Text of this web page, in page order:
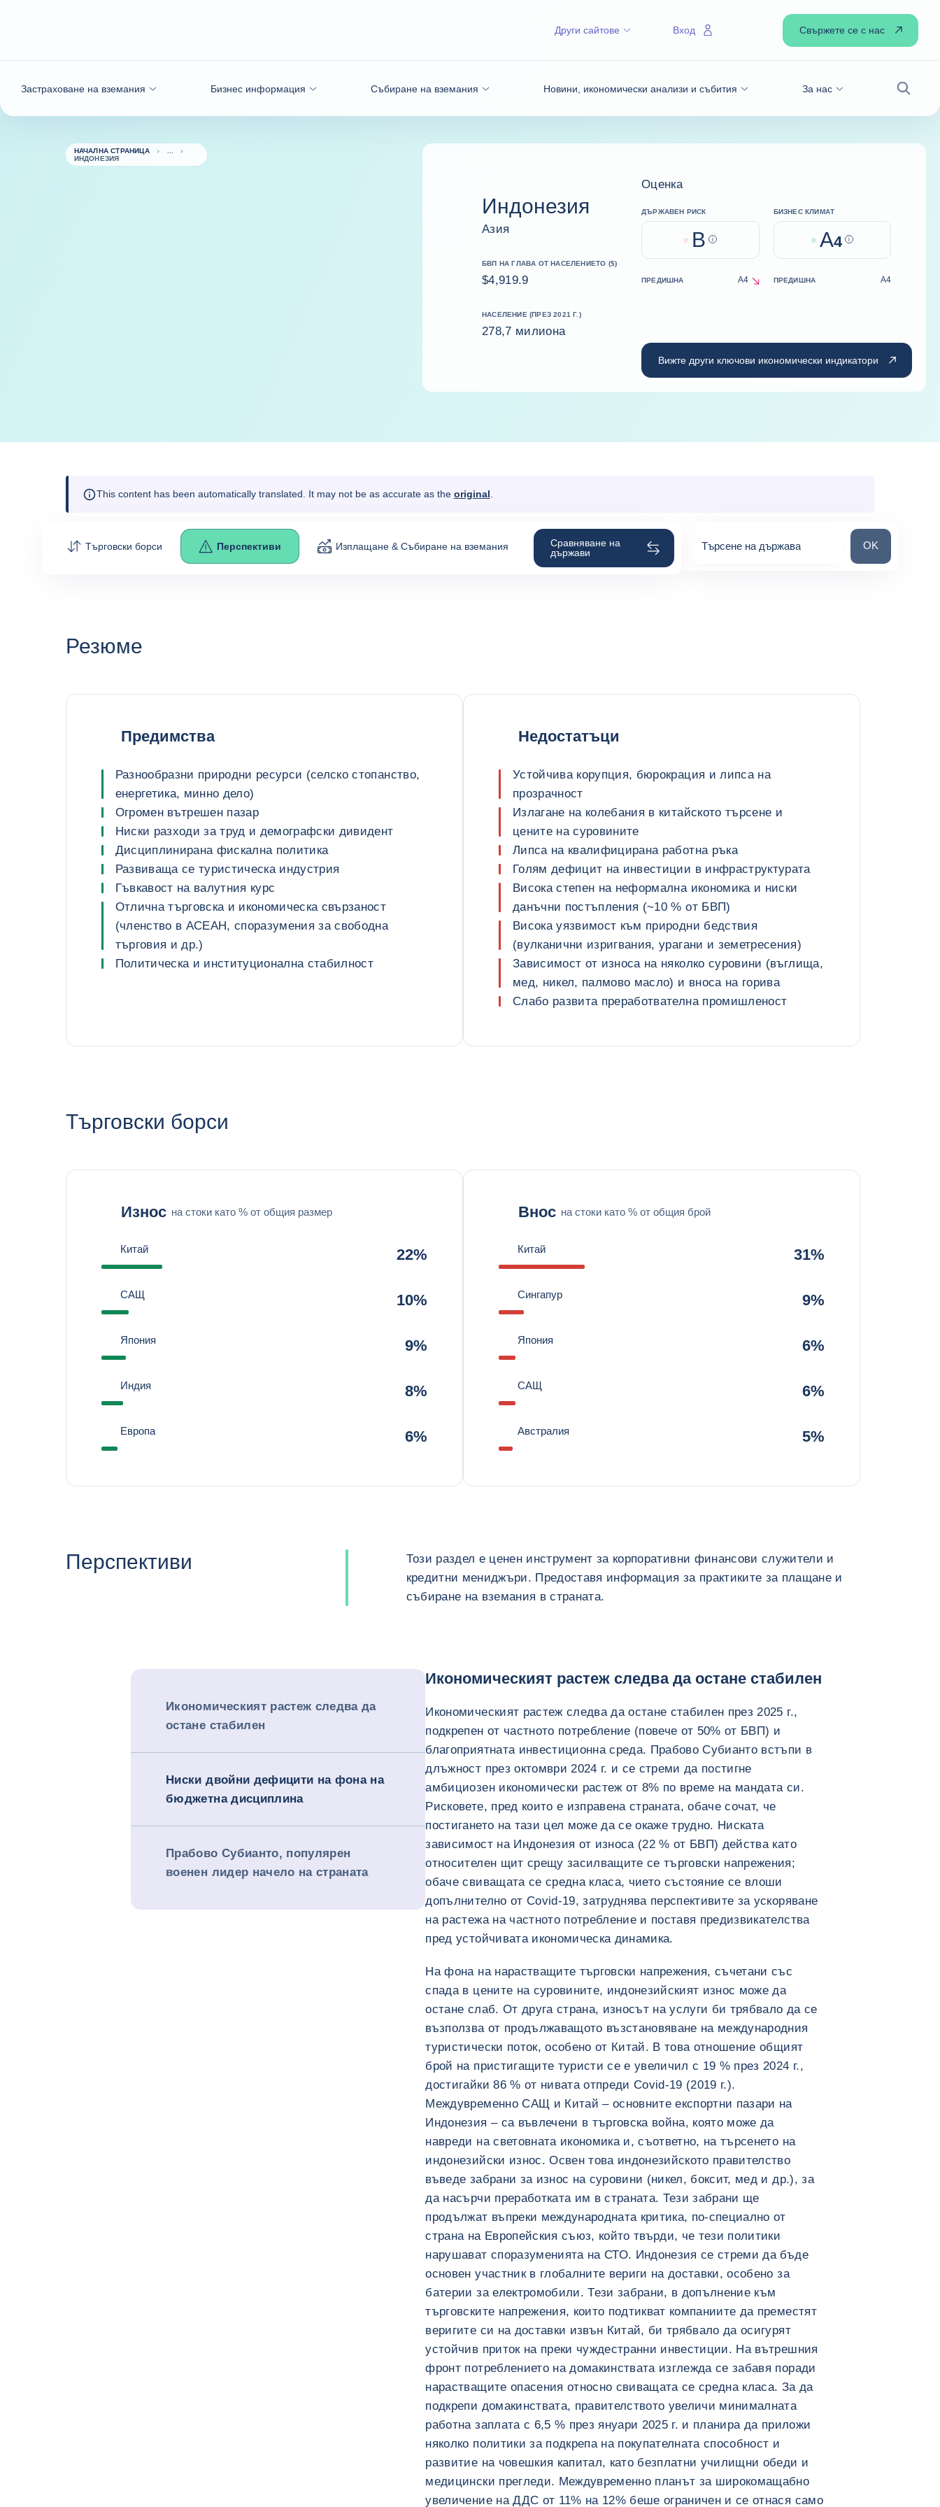
Застраховане на вземания Бизнес информация Събиране на вземания Новини, икономически анализи и събития За нас
Други сайтове Вход Свържете се с нас
НАЧАЛНА СТРАНИЦА
ИНДОНЕЗИЯ
Индонезия
Азия
БВП НА ГЛАВА ОТ НАСЕЛЕНИЕТО ($)
$4,919.9
НАСЕЛЕНИЕ (ПРЕЗ 2021 Г.)
278,7 милиона
Оценка
ДЪРЖАВЕН РИСК
B Help
БИЗНЕС КЛИМАТ
A4 Help
ПРЕДИШНА A4
decrease ПРЕДИШНА A4
Вижте други ключови икономически индикатори
This content has been automatically translated. It may not be as accurate as the original
Търговски борси Перспективи Изплащане & Събиране на вземания
Сравняване на
държави
Търсене на държава Търсене на
OK
Резюме
Предимства
Разнообразни природни ресурси (селско стопанство,
енергетика, минно дело)
Огромен вътрешен пазар
Ниски разходи за труд и демографски дивидент
Дисциплинирана фискална политика
Развиваща се туристическа индустрия
Гъвкавост на валутния курс
Отлична търговска и икономическа свързаност
(членство в АСЕАН, споразумения за свободна
търговия и др.)
Политическа и институционална стабилност
Недостатъци
Устойчива корупция, бюрокрация и липса на
прозрачност
Излагане на колебания в китайското търсене и
цените на суровините
Липса на квалифицирана работна ръка
Голям дефицит на инвестиции в инфраструктурата
Висока степен на неформална икономика и ниски
данъчни постъпления (~10 % от БВП)
Висока уязвимост към природни бедствия
(вулканични изригвания, урагани и земетресения)
Зависимост от износа на няколко суровини (въглища,
мед, никел, палмово масло) и вноса на горива
Слабо развита преработвателна промишленост
Търговски борси
Износ на стоки като % от общия размер
Китай 22%
САЩ 10%
Япония 9%
Индия 8%
Европа 6%
Внос на стоки като % от общия брой
Китай 31%
Сингапур 9%
Япония 6%
САЩ 6%
Австралия 5%
Перспективи
Този раздел е ценен инструмент за корпоративни финансови служители и
кредитни мениджъри. Предоставя информация за практиките за плащане и
събиране на вземания в страната.
Икономическият растеж следва да
остане стабилен
Ниски двойни дефицити на фона на
бюджетна дисциплина
Прабово Субианто, популярен
военен лидер начело на страната
Икономическият растеж следва да остане стабилен
Икономическият растеж следва да остане стабилен през 2025 г.,
подкрепен от частното потребление (повече от 50% от БВП) и
благоприятната инвестиционна среда. Прабово Субианто встъпи в
длъжност през октомври 2024 г. и се стреми да постигне
амбициозен икономически растеж от 8% по време на мандата си.
Рисковете, пред които е изправена страната, обаче сочат, че
постигането на тази цел може да се окаже трудно. Ниската
зависимост на Индонезия от износа (22 % от БВП) действа като
относителен щит срещу засилващите се търговски напрежения;
обаче свиващата се средна класа, чието състояние се влоши
допълнително от Covid-19, затруднява перспективите за ускоряване
на растежа на частното потребление и поставя предизвикателства
пред устойчивата икономическа динамика.
На фона на нарастващите търговски напрежения, съчетани със
спада в цените на суровините, индонезийският износ може да
остане слаб. От друга страна, износът на услуги би трябвало да се
възползва от продължаващото възстановяване на международния
туристически поток, особено от Китай. В това отношение общият
брой на пристигащите туристи се е увеличил с 19 % през 2024 г.,
достигайки 86 % от нивата отпреди Covid-19 (2019 г.).
Междувременно САЩ и Китай – основните експортни пазари на
Индонезия – са въвлечени в търговска война, която може да
навреди на световната икономика и, съответно, на търсенето на
индонезийски износ. Освен това индонезийското правителство
въведе забрани за износ на суровини (никел, боксит, мед и др.), за
да насърчи преработката им в страната. Тези забрани ще
продължат въпреки международната критика, по-специално от
страна на Европейския съюз, който твърди, че тези политики
нарушават споразуменията на СТО. Индонезия се стреми да бъде
основен участник в глобалните вериги на доставки, особено за
батерии за електромобили. Тези забрани, в допълнение към
търговските напрежения, които подтикват компаниите да преместят
веригите си на доставки извън Китай, би трябвало да осигурят
устойчив приток на преки чуждестранни инвестиции. На вътрешния
фронт потреблението на домакинствата изглежда се забавя поради
нарастващите опасения относно свиващата се средна класа. За да
подкрепи домакинствата, правителството увеличи минималната
работна заплата с 6,5 % през януари 2025 г. и планира да приложи
няколко политики за подкрепа на покупателната способност и
развитие на човешкия капитал, като безплатни училищни обеди и
медицински прегледи. Междувременно планът за широкомащабно
увеличение на ДДС от 11% на 12% беше ограничен и се отнася само